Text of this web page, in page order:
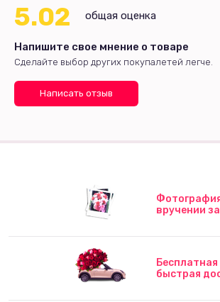
Напишите свое мнение о товаре
Сделайте выбор других покупалетей легче.
Написать отзыв
5.02 общая оценка
вручении
Бесплатная
быстрая